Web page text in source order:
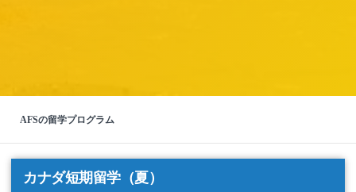
AFSの留学プログラム
カナダ短期留学（夏）